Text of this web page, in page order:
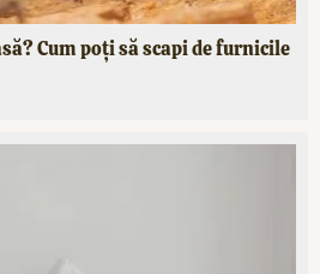
Cum poți să scapi de furnicile